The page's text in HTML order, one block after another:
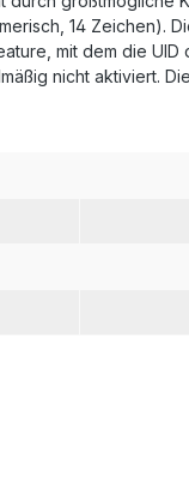
14 Zeichen).
mit dem die
nicht aktiviert.